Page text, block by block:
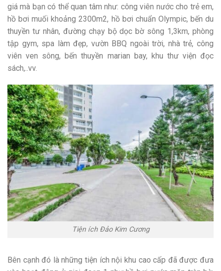
giá mà bạn có thể quan tâm như: công viên nước cho trẻ em,
hồ bơi muối khoảng 2300m2, hồ bơi chuẩn Olympic, bến du
thuyền tư nhân, đường chạy bộ dọc bờ sông 1,3km, phòng
tập gym, spa làm đẹp, vườn BBQ ngoài trời, nhà trẻ, công
viên ven sông, bến thuyền marian bay, khu thư viện đọc
sách,..vv.
Tiện ích Đảo Kim Cương
Bên cạnh đó là những tiện ích nội khu cao cấp đã được đưa